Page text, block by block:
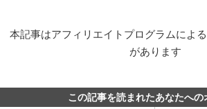
本記事はアフィリエイトプログラムによ
があります
この記事を読まれたあなたへの